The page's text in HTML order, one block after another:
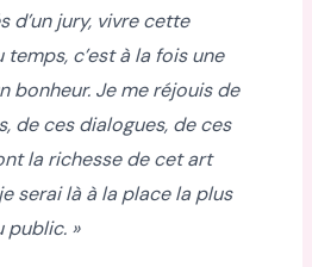
d’un jury, vivre cette
c’est à la fois une
bonheur. Je me réjouis de
de ces dialogues, de ces
la richesse de cet art
serai là à la place la plus
public. »